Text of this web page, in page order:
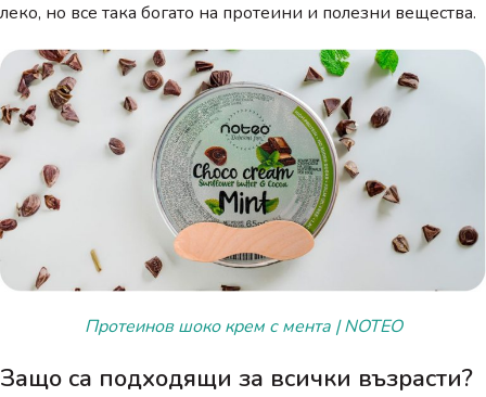
леко, но все така богато на протеини и полезни вещества.
Протеинов шоко крем с мента | NOTEO
Защо са подходящи за всички възрасти?